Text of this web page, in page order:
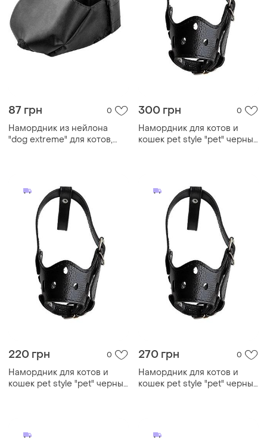
87 грн 0
Намордник из нейлона
"dog extremе" для котов,
300 грн 0
Намордник для котов и
кошек pet style "pet" черный
220 грн 0
Намордник для котов и
кошек pet style "pet" черный
270 грн 0
Намордник для котов и
кошек pet style "pet" черный